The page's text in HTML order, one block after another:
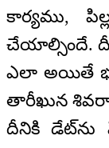
కార్యము,
చేయాల్సిందే.
ఎలా అయితే
తారీఖున
దీనికి